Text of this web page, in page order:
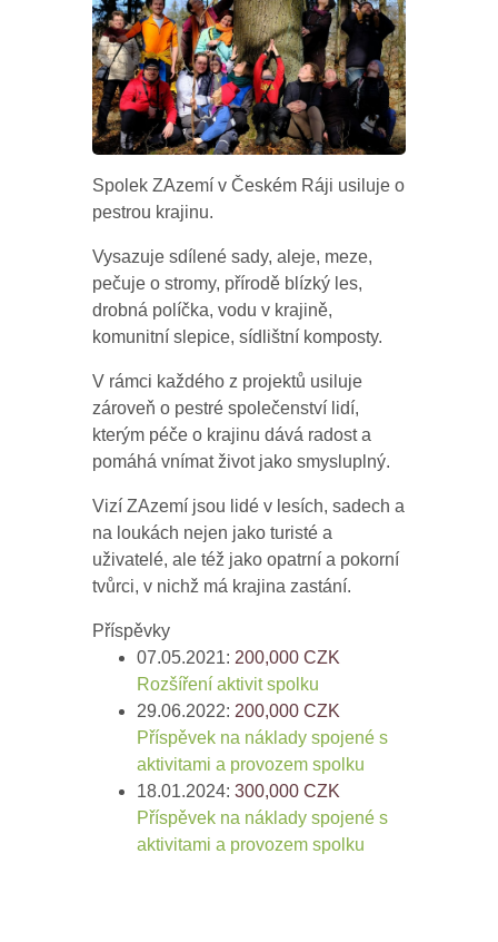
Spolek ZAzemí v Českém Ráji usiluje o
pestrou krajinu.
Vysazuje sdílené sady, aleje, meze,
pečuje o stromy, přírodě blízký les,
drobná políčka, vodu v krajině,
komunitní slepice, sídlištní komposty.
V rámci každého z projektů usiluje
zároveň o pestré společenství lidí,
kterým péče o krajinu dává radost a
pomáhá vnímat život jako smysluplný.
Vizí ZAzemí jsou lidé v lesích, sadech a
na loukách nejen jako turisté a
uživatelé, ale též jako opatrní a pokorní
tvůrci, v nichž má krajina zastání.
Příspěvky
07.05.2021: 200,000CZK
Rozšíření aktivit spolku
29.06.2022: 200,000CZK
Příspěvek na náklady spojené s
aktivitami a provozem spolku
18.01.2024:300,000CZK
Příspěvek na náklady spojené s
aktivitami a provozem spolku